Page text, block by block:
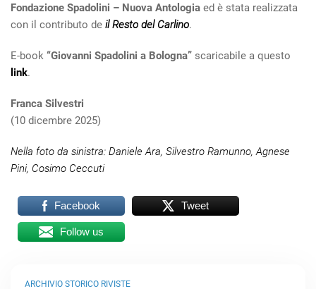
Fondazione Spadolini – Nuova Antologia ed è stata realizzata
con il contributo de il Resto del Carlino.
E-book “Giovanni Spadolini a Bologna” scaricabile a questo
link.
Franca Silvestri
(10 dicembre 2025)
Nella foto da sinistra: Daniele Ara, Silvestro Ramunno, Agnese
Pini, Cosimo Ceccuti
Facebook Tweet
Follow us
ARCHIVIO STORICO RIVISTE